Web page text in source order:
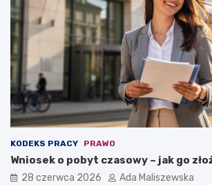
KODEKS PRACY PRAWO
Wniosek o pobyt czasowy – jak go
28 czerwca 2026 Ada Maliszewska